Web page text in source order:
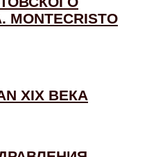
XIX ВЕКА